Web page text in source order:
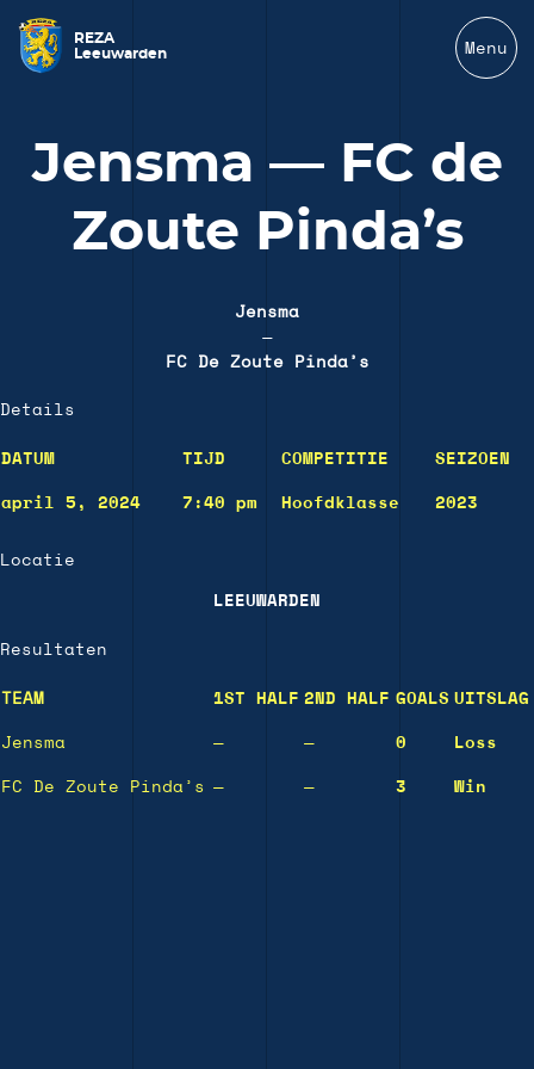
REZA
Leeuwarden
Menu
Jensma — FC de
Zoute Pinda’s
Jensma
—
FC De Zoute Pinda’s
Details
DATUM TIJD COMPETITIE SEIZOEN
april 5, 2024 7:40 pm Hoofdklasse 2023
Locatie
LEEUWARDEN
Resultaten
TEAM 1ST HALF 2ND HALF GOALS UITSLAG
Jensma — — 0 Loss
FC De Zoute Pinda’s — — 3 Win